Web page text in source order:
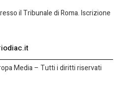
il Tribunale di Roma. Iscrizione
Media – Tutti i diritti riservati